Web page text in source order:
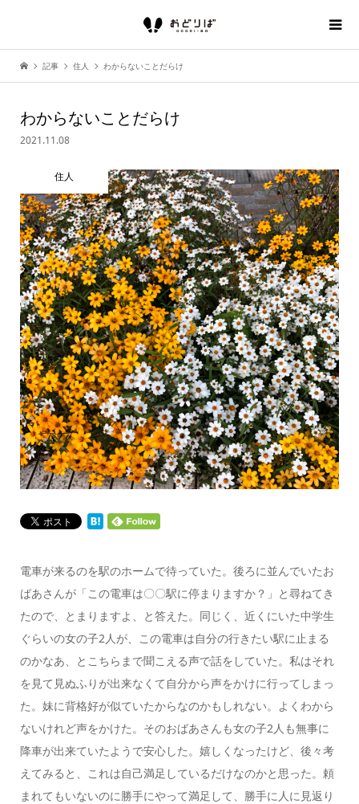
記事 住人 わからないことだらけ
わからないことだらけ
2021.11.08
住人
電車が来るのを駅のホームで待っていた。後ろに並んでいたお
ばあさんが「この電車は〇〇駅に停まりますか？」と尋ねてき
たので、とまりますよ、と答えた。同じく、近くにいた中学生
ぐらいの女の子2人が、この電車は自分の行きたい駅に止まる
のかなあ、とこちらまで聞こえる声で話をしていた。私はそれ
を見て見ぬふりが出来なくて自分から声をかけに行ってしまっ
た。妹に背格好が似ていたからなのかもしれない。よくわから
ないけれど声をかけた。そのおばあさんも女の子2人も無事に
降車が出来ていたようで安心した。嬉しくなったけど、後々考
えてみると、これは自己満足しているだけなのかと思った。頼
まれてもいないのに勝手にやって満足して、勝手に人に見返り